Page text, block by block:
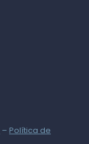
– Política de